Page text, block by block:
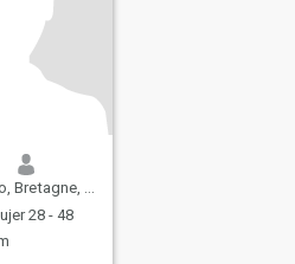
Francia
28 - 48